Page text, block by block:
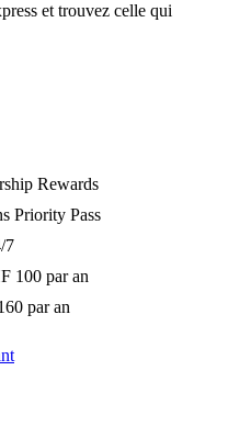
et trouvez celle qui
Rewards
Priority Pass
7
100 par an
par an